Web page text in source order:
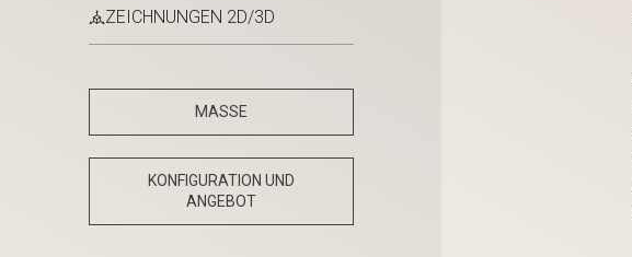
ZEICHNUNGEN 2D/3D
MASSE
KONFIGURATION UND
ANGEBOT